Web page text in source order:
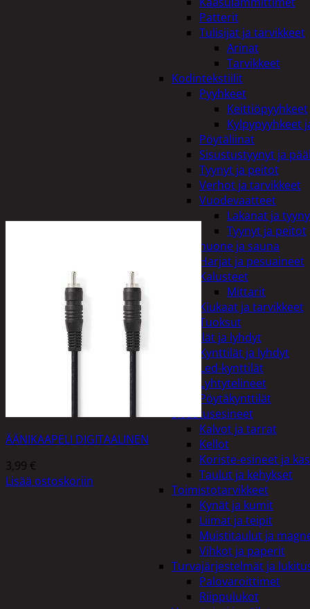
Patterit
Tulisijat ja tarvikkeet
Arinat
Tarvikkeet
Kodintekstiilit
Pyyhkeet
Keittiöpyyhkeet
Kylpypyyhkeet
Pöytäliinat
Sisustustyynyt ja
Tyynyt ja peitot
Verhot ja tarvikkeet
Vuodevaatteet
Lakanat ja
Tyynyt ja peitot
Kylpyhuone ja sauna
Harjat ja pesuaineet
Kalusteet
Mittarit
Kiukaat ja tarvikkeet
Tuoksut
Kynttilät ja lyhdyt
Kynttilät ja lyhdyt
Led-kynttilät
Lyhtytelineet
Pöytäkynttilät
Sisustusesineet
Kalvot ja tarrat
Kellot
Koriste-esineet ja
Taulut ja kehykset
Toimistotarvikkeet
Kynät ja kumit
Liimat ja teipit
Muistitaulut ja
Vihkot ja paperit
Turvajärjestelmät ja
Palovaroittimet
Riippulukot
ÄÄNIKAAPELI DIGITAALINEN
3,99 €
Lisää ostoskoriin